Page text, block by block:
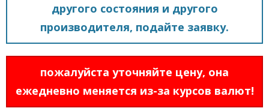
другого состояния и другого
производителя, подайте заявку.
пожалуйста уточняйте цену, она
ежедневно меняется из-за курсов валют!